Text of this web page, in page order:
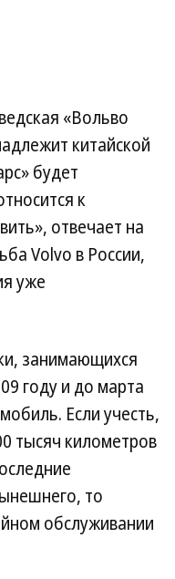
«Вольво
китайской
будет
к
отвечает на
Volvo в России,
уже
занимающихся
году и до марта
Если учесть,
тысяч километров
то
обслуживании